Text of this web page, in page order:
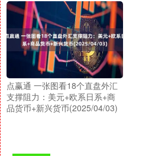
点赢通 一张图看18个直盘外汇
支撑阻力：美元+欧系日系+商
品货币+新兴货币(2025/04/03)